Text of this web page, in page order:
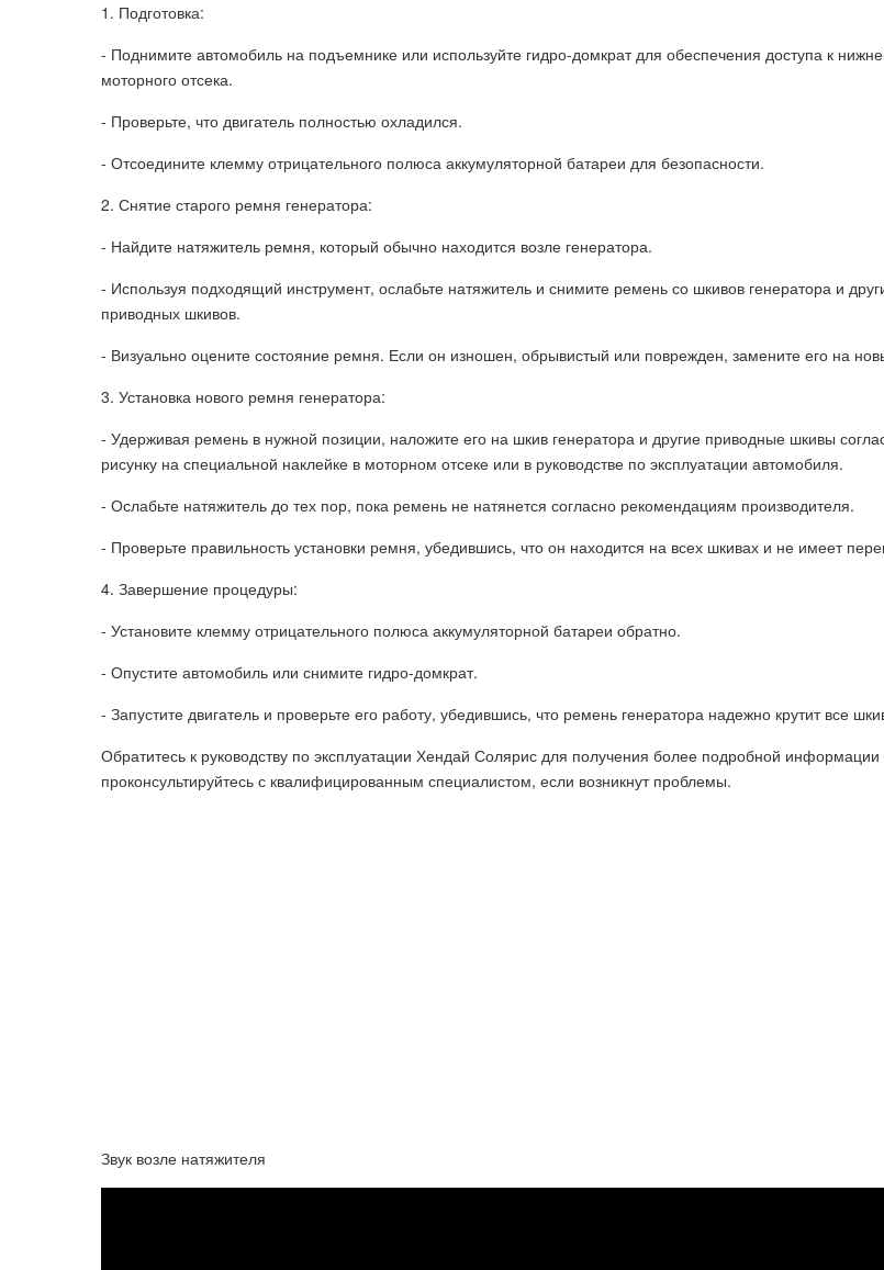
1. Подготовка:
- Поднимите автомобиль на подъемнике или используйте гидро-домкрат для обеспечения доступа к
моторного отсека.
- Проверьте, что двигатель полностью охладился.
- Отсоедините клемму отрицательного полюса аккумуляторной батареи для безопасности.
2. Снятие старого ремня генератора:
- Найдите натяжитель ремня, который обычно находится возле генератора.
- Используя подходящий инструмент, ослабьте натяжитель и снимите ремень со шкивов генератора и
приводных шкивов.
- Визуально оцените состояние ремня. Если он изношен, обрывистый или поврежден, замените его на
3. Установка нового ремня генератора:
- Удерживая ремень в нужной позиции, наложите его на шкив генератора и другие приводные шкивы
рисунку на специальной наклейке в моторном отсеке или в руководстве по эксплуатации автомобиля.
- Ослабьте натяжитель до тех пор, пока ремень не натянется согласно рекомендациям производителя.
- Проверьте правильность установки ремня, убедившись, что он находится на всех шкивах и не имеет
4. Завершение процедуры:
- Установите клемму отрицательного полюса аккумуляторной батареи обратно.
- Опустите автомобиль или снимите гидро-домкрат.
- Запустите двигатель и проверьте его работу, убедившись, что ремень генератора надежно крутит все
Обратитесь к руководству по эксплуатации Хендай Солярис для получения более подробной информации
проконсультируйтесь с квалифицированным специалистом, если возникнут проблемы.
Звук возле натяжителя